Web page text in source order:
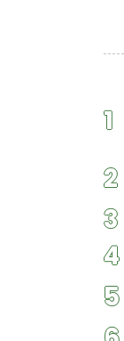
1
2
3
4
5